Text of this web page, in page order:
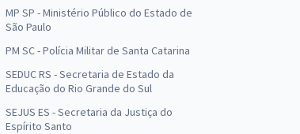
MP SP - Ministério Público do Estado de
São Paulo
PM SC - Polícia Militar de Santa Catarina
SEDUC RS - Secretaria de Estado da
Educação do Rio Grande do Sul
SEJUS ES - Secretaria da Justiça do
Espírito Santo